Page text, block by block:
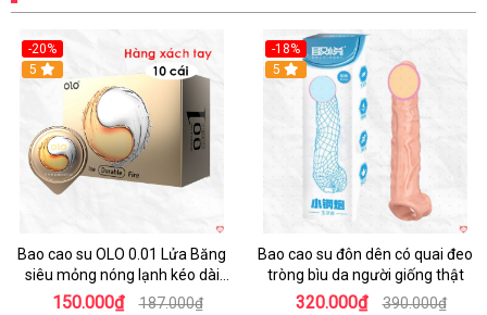
-20%
Hot
5
Bao cao su OLO 0.01 Lửa Băng
siêu mỏng nóng lạnh kéo dài
thời gian hộp 10
150.000₫ 187.000₫
-18%
5
Bao cao su đôn dên có quai đeo
tròng bìu da người giống thật
320.000₫ 390.000₫